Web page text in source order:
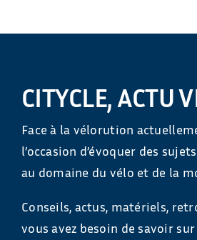
CITYCLE, ACTU
Face à la vélorution
l’occasion d’évoquer des
au domaine du vélo et de la
Conseils, actus, matériels,
vous avez besoin de savoir